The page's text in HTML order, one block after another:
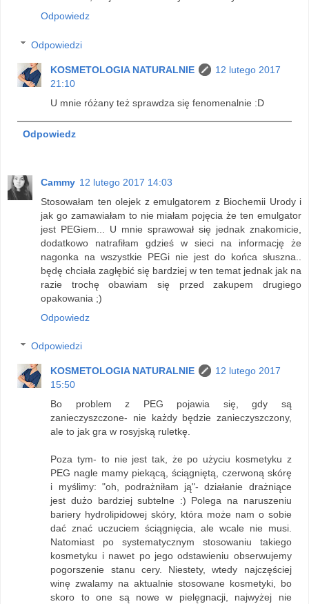
Odpowiedz
Odpowiedzi
KOSMETOLOGIA NATURALNIE
12 lutego 2017
21:10
U mnie różany też sprawdza się fenomenalnie :D
Odpowiedz
Cammy 12 lutego 2017 14:03
Stosowałam ten olejek z emulgatorem z Biochemii Urody i
jak go zamawiałam to nie miałam pojęcia że ten emulgator
jest PEGiem... U mnie sprawował się jednak znakomicie,
dodatkowo natrafiłam gdzieś w sieci na informację że
nagonka na wszystkie PEGi nie jest do końca słuszna..
będę chciała zagłębić się bardziej w ten temat jednak jak na
razie trochę obawiam się przed zakupem drugiego
opakowania ;)
Odpowiedz
Odpowiedzi
KOSMETOLOGIA NATURALNIE
12 lutego 2017
15:50
Bo problem z PEG pojawia się, gdy są
zanieczyszczone- nie każdy będzie zanieczyszczony,
ale to jak gra w rosyjską ruletkę.
Poza tym- to nie jest tak, że po użyciu kosmetyku z
PEG nagle mamy piekącą, ściągniętą, czerwoną skórę
i myślimy: "oh, podrażniłam ją"- działanie drażniące
jest dużo bardziej subtelne :) Polega na naruszeniu
bariery hydrolipidowej skóry, która może nam o sobie
dać znać uczuciem ściągnięcia, ale wcale nie musi.
Natomiast po systematycznym stosowaniu takiego
kosmetyku i nawet po jego odstawieniu obserwujemy
pogorszenie stanu cery. Niestety, wtedy najczęściej
winę zwalamy na aktualnie stosowane kosmetyki, bo
skoro to one są nowe w pielęgnacji, najwyżej nie